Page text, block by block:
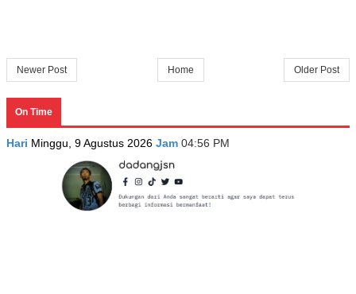
Newer Post Older Post
Home
On Time
Hari Minggu, 9 Agustus 2026 Jam 04:56 PM